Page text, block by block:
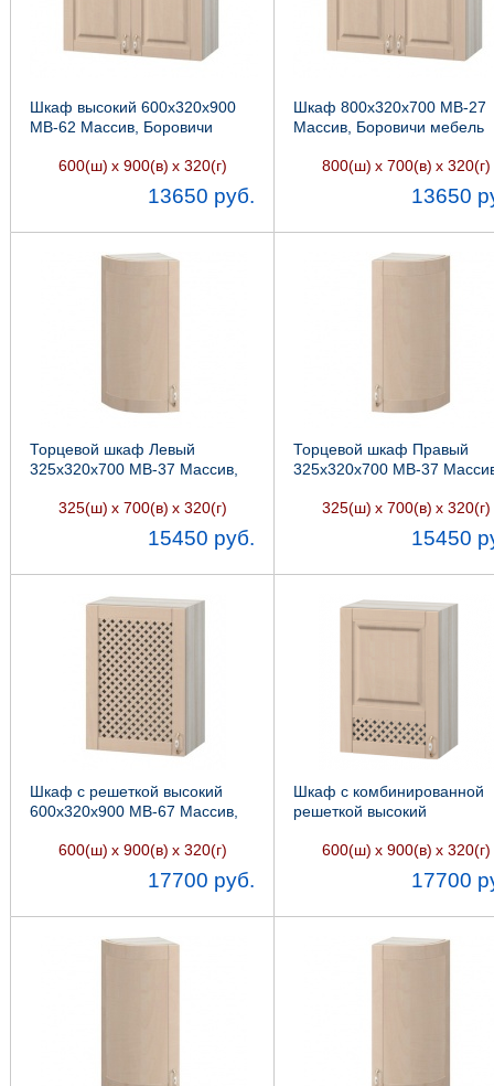
Шкаф высокий 600х320х900
МВ-62 Массив, Боровичи
600(ш) х 900(в) х 320(г)
13650 руб.
Шкаф 800х320х700 МВ-27
Массив, Боровичи мебель
800(ш) х 700(в) х 320(г)
13650
Торцевой шкаф Левый
325х320х700 МВ-37 Массив,
325(ш) х 700(в) х 320(г)
15450 руб.
Торцевой шкаф Правый
325х320х700 МВ-37
325(ш) х 700(в) х 320(г)
15450
Шкаф с решеткой высокий
600х320х900 МВ-67 Массив,
600(ш) х 900(в) х 320(г)
17700 руб.
Шкаф с комбинированной
решеткой высокий
Боровичи мебель
600(ш) х 900(в) х 320(г)
17700